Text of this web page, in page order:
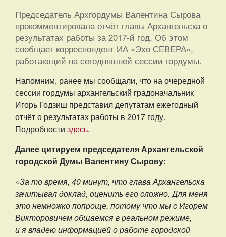
Председатель Архгордумы Валентина Сырова
прокомментировала отчёт главы Архангельска о
результатах работы за 2017-й год. Об этом
сообщает корреспондент ИА «Эхо СЕВЕРА»,
работающий на сегодняшней сессии гордумы.
Напомним, ранее мы сообщали, что на очередной
сессии гордумы архангельский градоначальник
Игорь Годзиш представил депутатам ежегодный
отчёт о результатах работы в 2017 году.
Подробности здесь.
Далее цитируем председателя Архангельской
городской Думы Валентину Сырову:
«За то время, 40 минут, что глава Архангельска
зачитывал доклад, оценить его сложно. Для меня
это немножко попроще, потому что мы с Игорем
Викторовичем общаемся в реальном режиме,
и я владею информацией о работе городской